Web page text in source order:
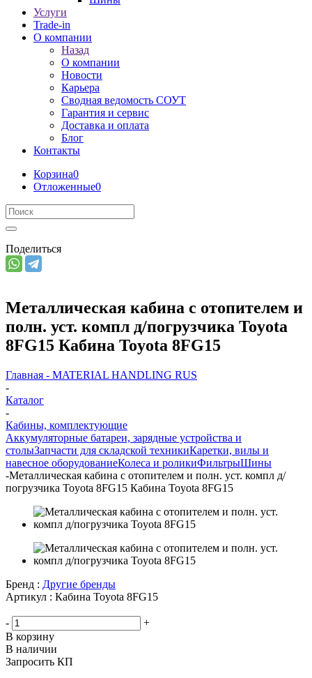
Услуги
Trade-in
О компании
Назад
О компании
Новости
Карьера
Сводная ведомость СОУТ
Гарантия и сервис
Доставка и оплата
Блог
Контакты
Корзина0
Отложенные0
Поделиться
Металлическая кабина с отопителем и
полн. уст. компл д/погрузчика Toyota
8FG15 Кабина Toyota 8FG15
Главная - MATERIAL HANDLING RUS
-
Каталог
-
Кабины, комплектующие
Аккумуляторные батареи, зарядные устройства и
столыЗапчасти для складской техникиКаретки, вилы и
навесное оборудованиеКолеса и роликиФильтрыШины
-Металлическая кабина с отопителем и полн. уст. компл д/
погрузчика Toyota 8FG15 Кабина Toyota 8FG15
Бренд : Другие бренды
Артикул : Кабина Toyota 8FG15
-
+
В корзину
В наличии
Запросить КП